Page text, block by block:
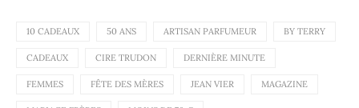
10 CADEAUX 50 ANS ARTISAN PARFUMEUR BY TERRY
CADEAUX CIRE TRUDON DERNIÈRE MINUTE
FEMMES FÊTE DES MÈRES JEAN VIER MAGAZINE